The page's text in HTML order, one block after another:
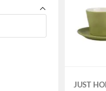
JUST